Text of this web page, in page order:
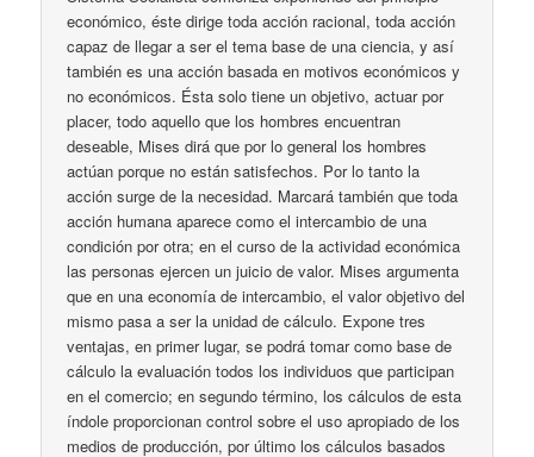
económico, éste dirige toda acción racional, toda acción
capaz de llegar a ser el tema base de una ciencia, y así
también es una acción basada en motivos económicos y
no económicos. Ésta solo tiene un objetivo, actuar por
placer, todo aquello que los hombres encuentran
deseable, Mises dirá que por lo general los hombres
actúan porque no están satisfechos. Por lo tanto la
acción surge de la necesidad. Marcará también que toda
acción humana aparece como el intercambio de una
condición por otra; en el curso de la actividad económica
las personas ejercen un juicio de valor. Mises argumenta
que en una economía de intercambio, el valor objetivo del
mismo pasa a ser la unidad de cálculo. Expone tres
ventajas, en primer lugar, se podrá tomar como base de
cálculo la evaluación todos los individuos que participan
en el comercio; en segundo término, los cálculos de esta
índole proporcionan control sobre el uso apropiado de los
medios de producción, por último los cálculos basados